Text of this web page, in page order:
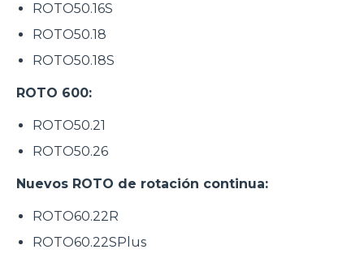
ROTO50.16S
ROTO50.18
ROTO50.18S
ROTO 600:
ROTO50.21
ROTO50.26
Nuevos ROTO de rotación continua:
ROTO60.22R
ROTO60.22SPlus